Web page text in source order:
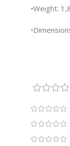
•Weight: